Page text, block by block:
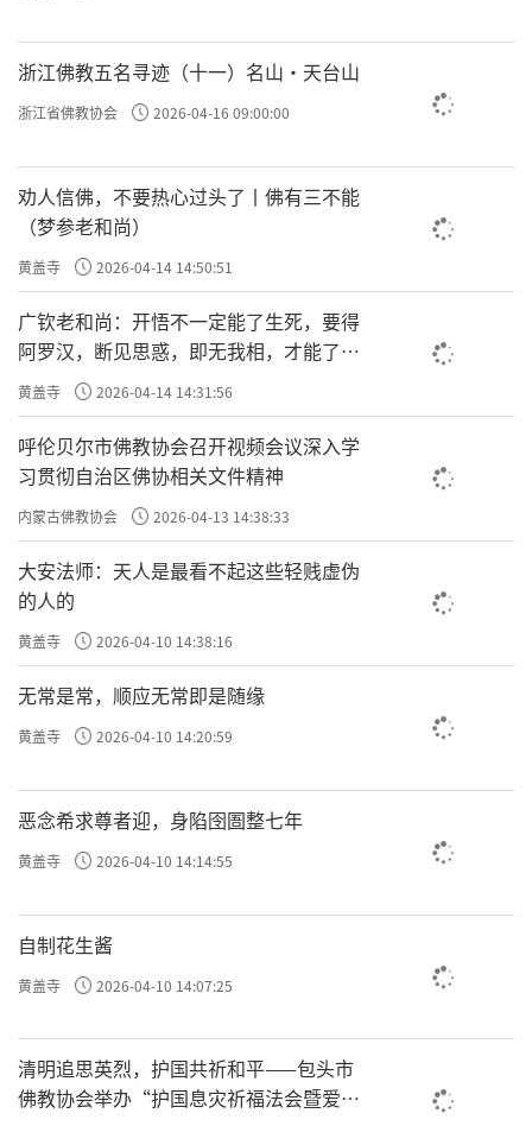
浙江佛教五名寻迹（十一）名山·天台山
浙江省佛教协会 2026-04-16 09:00:00
劝人信佛，不要热心过头了丨佛有三不能
（梦参老和尚）
黄盖寺 2026-04-14 14:50:51
广钦老和尚：开悟不一定能了生死，要得
阿罗汉，断见思惑，即无我相，才能了生
死
黄盖寺 2026-04-14 14:31:56
呼伦贝尔市佛教协会召开视频会议深入学
习贯彻自治区佛协相关文件精神
内蒙古佛教协会 2026-04-13 14:38:33
大安法师：天人是最看不起这些轻贱虚伪
的人的
黄盖寺 2026-04-10 14:38:16
无常是常，顺应无常即是随缘
黄盖寺 2026-04-10 14:20:59
恶念希求尊者迎，身陷囹圄整七年
黄盖寺 2026-04-10 14:14:55
自制花生酱
黄盖寺 2026-04-10 14:07:25
清明追思英烈，护国共祈和平——包头市
佛教协会举办“护国息灾祈福法会暨爱国